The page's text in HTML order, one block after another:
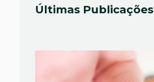
Últimas Publicações